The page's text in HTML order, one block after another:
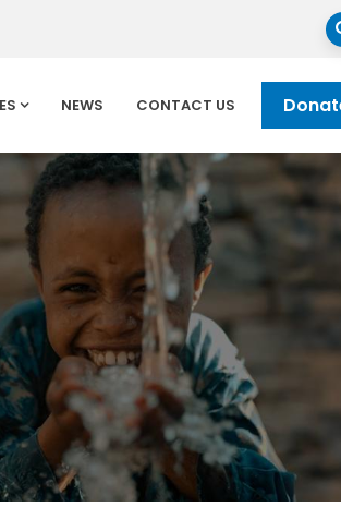
NEWS CONTACT US